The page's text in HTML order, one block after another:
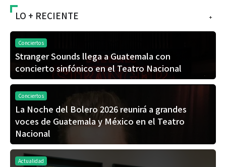
+
LO + RECIENTE
Conciertos
Stranger Sounds llega a Guatemala con
concierto sinfónico en el Teatro Nacional
Conciertos
La Noche del Bolero 2026 reunirá a grandes
voces de Guatemala y México en el Teatro
Nacional
Actualidad